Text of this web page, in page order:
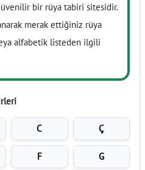
bir rüya tabiri sitesidir.
merak ettiğiniz rüya
alfabetik listeden ilgili
C Ç
F G